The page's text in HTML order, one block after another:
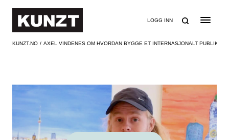
LOGG INN
KUNZT.NO AXEL VINDENES OM HVORDAN BYGGE ET INTERNASJONALT PUBLIKUM